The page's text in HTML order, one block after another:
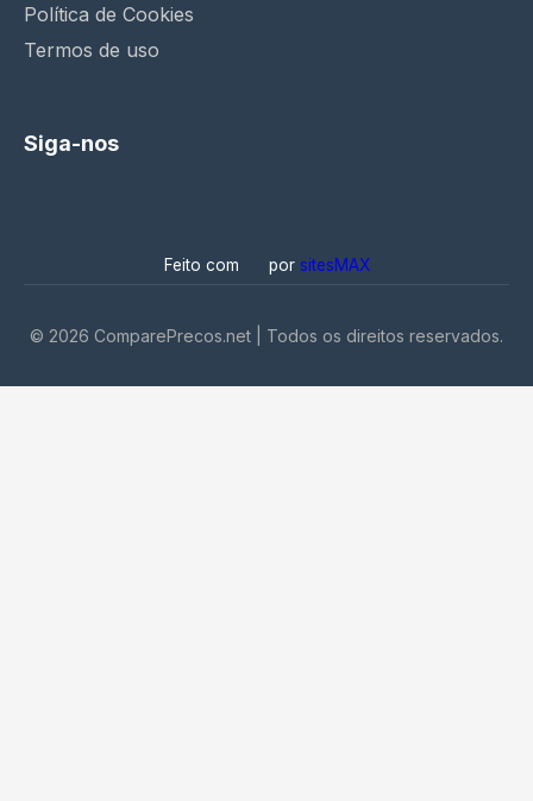
Política de Cookies
Termos de uso
Siga-nos
Feito com por sitesMAX
© 2026 ComparePrecos.net | Todos os direitos reservados.